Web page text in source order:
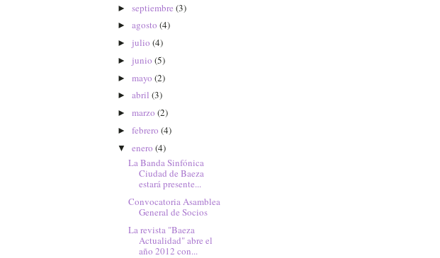
► septiembre (3)
► agosto (4)
► julio (4)
► junio (5)
► mayo (2)
► abril (3)
► marzo (2)
► febrero (4)
▼ enero (4)
La Banda Sinfónica
Ciudad de Baeza
estará presente...
Convocatoria Asamblea
General de Socios
La revista "Baeza
Actualidad" abre el
año 2012 con...